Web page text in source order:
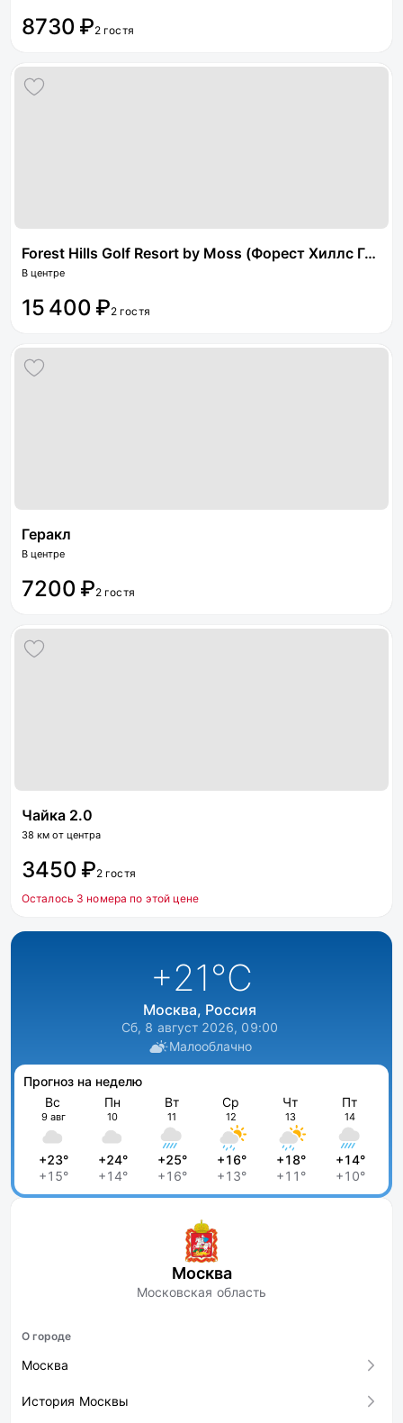
8730 ₽2 гостя
Forest Hills Golf Resort by Moss (Форест Хиллс Гольф Резорт бай Мосс)
В центре
15 400 ₽2 гостя
Геракл
В центре
7200 ₽2 гостя
Чайка 2.0
38 км от центра
3450 ₽2 гостя
Осталось 3 номера по этой цене
+21°C
Москва, Россия
Сб, 8 август 2026, 09:00
Малооблачно
Прогноз на неделю
Вс
9 авг
+23°
+15°
Пн
10
+24°
+14°
Вт
11
+25°
+16°
Ср
12
+16°
+13°
Чт
13
+18°
+11°
Пт
14
+14°
+10°
Москва
Московская область
О городе
Москва
История Москвы